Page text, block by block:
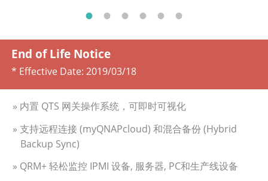
End of Life Notice
* Effective Date: 2019/03/18
» 内置 QTS 网关操作系统，可即时可视化
» 支持远程连接 (myQNAPcloud) 和混合备份 (Hybrid
Backup Sync)
» QRM+ 轻松监控 IPMI 设备, 服务器, PC和生产线设备